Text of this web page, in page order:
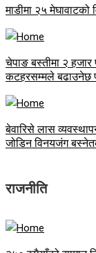
माडीमा २५ मेघावाटको
चेपाङ बस्तीमा २
कटहरसम्मले बढाउनेछ
बेवारिसे लास
जोडिन विनयजंग
राजनीति